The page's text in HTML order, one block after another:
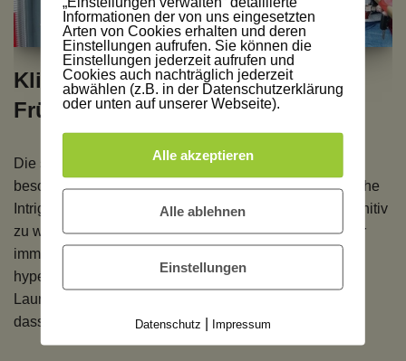
Klimawandel Folgen oder früher
Frühling?
Die schlechten Nachrichten reißen ja nicht ab. Terror,
besoffene Idioten an Karneval (oder Fasching), politische
Intrigen und richtungslose Politik. Außerdem ist es definitiv
zu warm, sind das Klimawandel Folgen oder haben wir
immer wieder milde Winter gehabt und sind nur
hypersensibel? Das kann alles ganz schön schlechte
Laune und sogar depressiv machen. Wie gut,
dass…
Weiterlesen »
Informationen der von uns eingesetzten
Arten von Cookies erhalten und deren
Einstellungen aufrufen. Sie können die
Einstellungen jederzeit aufrufen und
Cookies auch nachträglich jederzeit
abwählen (z.B. in der Datenschutzerklärung
oder unten auf unserer Webseite).
Alle akzeptieren
Alle ablehnen
Einstellungen
Datenschutz Impressum